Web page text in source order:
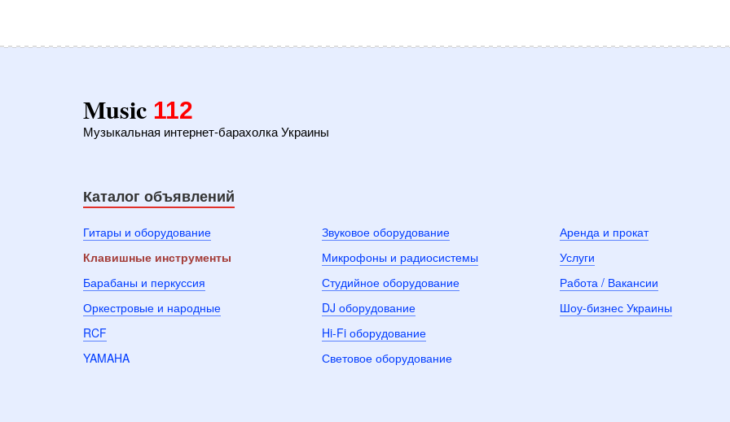
Music 112
Музыкальная интернет-барахолка Украины
Каталог объявлений
Гитары и оборудование
Клавишные инструменты
Барабаны и перкуссия
Оркестровые и народные
RCF
YAMAHA
Звуковое оборудование
Микрофоны и радиосистемы
Студийное оборудование
DJ оборудование
Hi-Fi оборудование
Световое оборудование
Аренда и прокат
Услуги
Работа / Вакансии
Шоу-бизнес Украины